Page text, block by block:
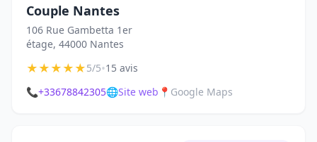
Couple Nantes
106 Rue Gambetta 1er
étage, 44000 Nantes
★★★★★5/5•15 avis
📞+33678842305🌐Site web 📍 Google Maps